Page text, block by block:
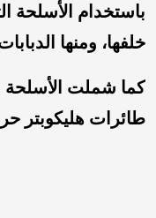
باستخدام الأسلحة
خلفها، ومنها
كما شملت الأسلحة
طائرات هليكوبتر